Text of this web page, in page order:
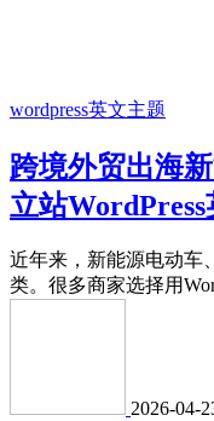
wordpress英文主题
跨境外贸出海
立站
近年来，新能源电动车
类。很多商家选择用
2026-04-